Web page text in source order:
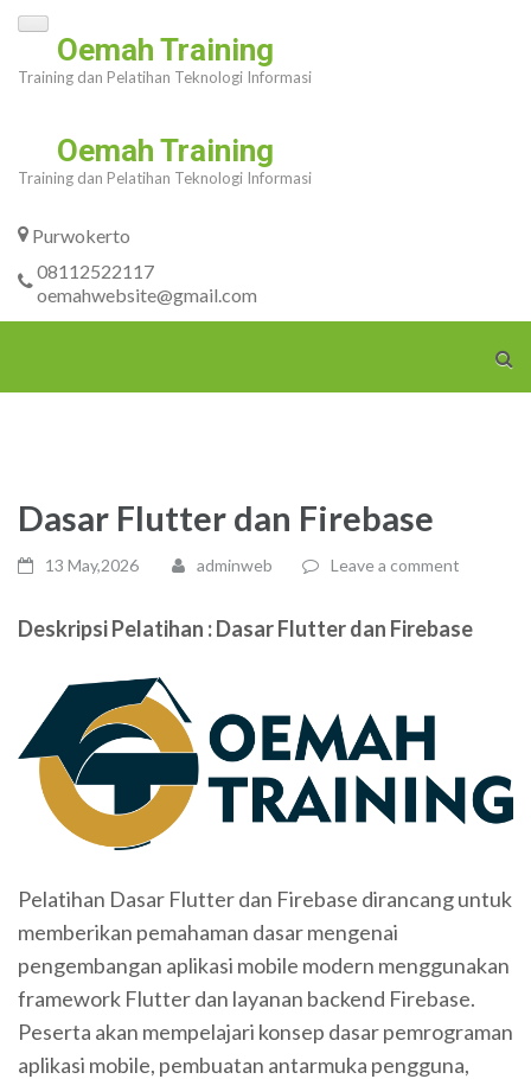
Skip
content
Enter)
Oemah Training
Training dan Pelatihan Teknologi Informasi
Oemah Training
Training dan Pelatihan Teknologi Informasi
Purwokerto
08112522117
oemahwebsite@gmail.com
Dasar Flutter dan Firebase
13 May,2026 adminweb Leave a comment
Deskripsi Pelatihan : Dasar Flutter dan Firebase
Pelatihan Dasar Flutter dan Firebase dirancang untuk
memberikan pemahaman dasar mengenai
pengembangan aplikasi mobile modern menggunakan
framework Flutter dan layanan backend Firebase.
Peserta akan mempelajari konsep dasar pemrograman
aplikasi mobile, pembuatan antarmuka pengguna,